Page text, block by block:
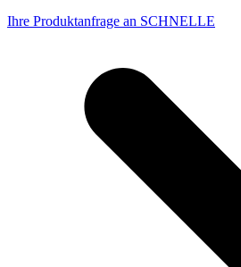
Ihre Produktanfrage an SCHNELLE